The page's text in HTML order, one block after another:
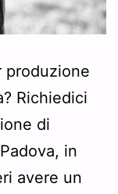
produzione
Richiedici
di
in
avere un